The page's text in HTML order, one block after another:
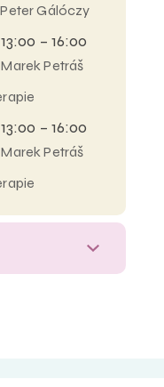
Gálóczy
– 16:00
Petráš
– 16:00
Petráš